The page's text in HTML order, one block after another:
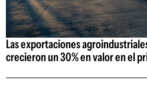
Las exportaciones
crecieron un 30% en valor en el